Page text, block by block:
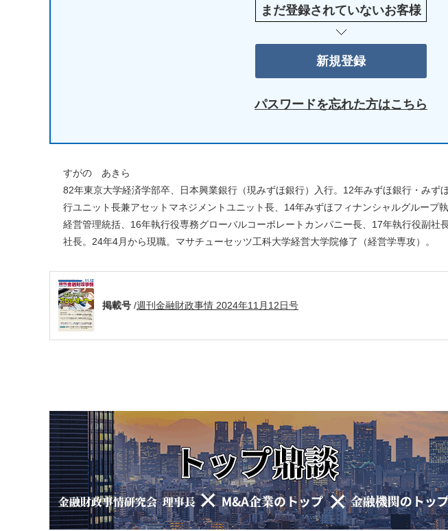
まだ登録されていないお客様
パスワードを忘れた方はこちら
すがの あきら
82年東京大学経済学部卒、日本興業銀行（現みずほ銀行）入行。12年みずほ銀行・みず
行ユニット長兼アセットマネジメントユニット長、14年みずほフィナンシャルグループ
経営管理統括、16年執行役専務グローバルコーポレートカンパニー長、17年執行役副社
社長。24年4月から現職。マサチューセッツ工科大学経営大学院修了（経営学専攻）。
掲載号 /週刊金融財政事情 2024年11月12日号